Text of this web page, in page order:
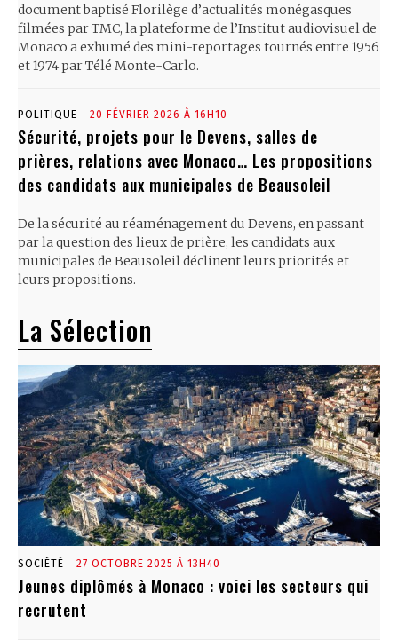
document baptisé Florilège d’actualités monégasques
filmées par TMC, la plateforme de l’Institut audiovisuel de
Monaco a exhumé des mini-reportages tournés entre 1956
et 1974 par Télé Monte-Carlo.
POLITIQUE 20 FÉVRIER 2026 À 16H10
Sécurité, projets pour le Devens, salles de
prières, relations avec Monaco… Les propositions
des candidats aux municipales de Beausoleil
De la sécurité au réaménagement du Devens, en passant
par la question des lieux de prière, les candidats aux
municipales de Beausoleil déclinent leurs priorités et
leurs propositions.
La Sélection
SOCIÉTÉ 27 OCTOBRE 2025 À 13H40
Jeunes diplômés à Monaco : voici les secteurs qui
recrutent